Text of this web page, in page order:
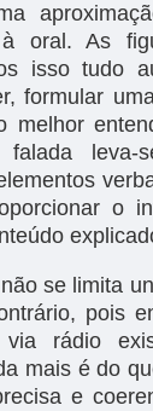
oral. As
isso tudo
formular
melhor
falada
o
se limita
pois
via rádio
mais é do
e